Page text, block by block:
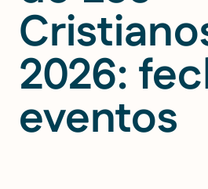
2026:
eventos